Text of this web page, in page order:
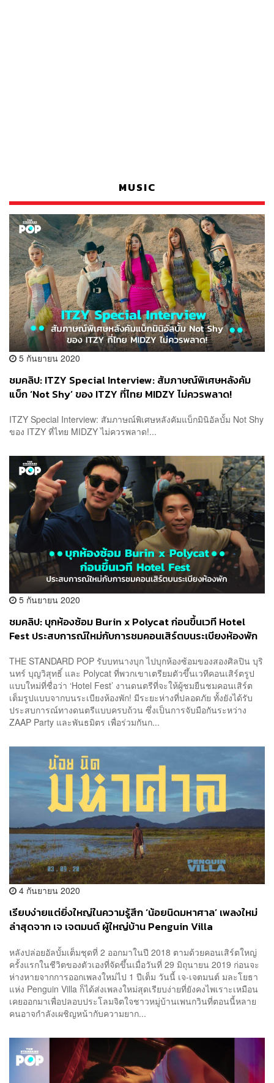
MUSIC
5 กันยายน 2020
ชมคลิป: ITZY Special Interview: สัมภาษณ์พิเศษหลังคัม
แบ็ก ‘Not Shy’ ของ ITZY ที่ไทย MIDZY ไม่ควรพลาด!
ITZY Special Interview: สัมภาษณ์พิเศษหลังคัมแบ็กมินิอัลบั้ม Not Shy
ของ ITZY ที่ไทย MIDZY ไม่ควรพลาด!...
5 กันยายน 2020
ชมคลิป: บุกห้องซ้อม Burin x Polycat ก่อนขึ้นเวที Hotel
Fest ประสบการณ์ใหม่กับการชมคอนเสิร์ตบนระเบียงห้องพัก
THE STANDARD POP รับบทนางบุก ไปบุกห้องซ้อมของสองศิลปิน บุริ
นทร์ บุญวิสุทธิ์ และ Polycat ที่พวกเขาเตรียมตัวขึ้นเวทีคอนเสิร์ตรูป
แบบใหม่ที่ชื่อว่า ‘Hotel Fest’ งานดนตรีที่จะให้ผู้ชมยืนชมคอนเสิร์ต
เต็มรูปแบบจากบนระเบียงห้องพัก! มีระยะห่างที่ปลอดภัย ทั้งยังได้รับ
ประสบการณ์ทางดนตรีแบบครบถ้วน ซึ่งเป็นการจับมือกันระหว่าง
ZAAP Party และพันธมิตร เพื่อร่วมกันก...
4 กันยายน 2020
เรียบง่ายแต่ยิ่งใหญ่ในความรู้สึก ‘น้อยนิดมหาศาล’ เพลงใหม่
ล่าสุดจาก เจ เจตมนต์ ผู้ใหญ่บ้าน Penguin Villa
หลังปล่อยอัลบั้มเต็มชุดที่ 2 ออกมาในปี 2018 ตามด้วยคอนเสิร์ตใหญ่
ครั้งแรกในชีวิตของตัวเองที่จัดขึ้นเมื่อวันที่ 29 มิถุนายน 2019 ก่อนจะ
ห่างหายจากการออกเพลงใหม่ไป 1 ปีเต็ม วันนี้ เจ-เจตมนต์ มละโยธา
แห่ง Penguin Villa ก็ได้ส่งเพลงใหม่สุดเรียบง่ายที่ยังคงไพเราะเหมือน
เคยออกมาเพื่อปลอบประโลมจิตใจชาวหมู่บ้านเพนกวินที่ตอนนี้หลาย
คนอาจกำลังเผชิญหน้ากับความยาก...